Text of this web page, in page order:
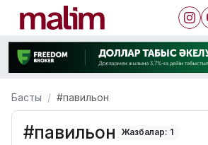
Басты #павильон
#павильон Жазбалар: 1